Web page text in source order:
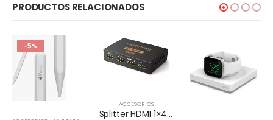
PRODUCTOS RELACIONADOS
-5%
ACCESORIOS
Splitter HDMI 1×4 4k UHD 2k Full HD c/fuente 4 pantallas